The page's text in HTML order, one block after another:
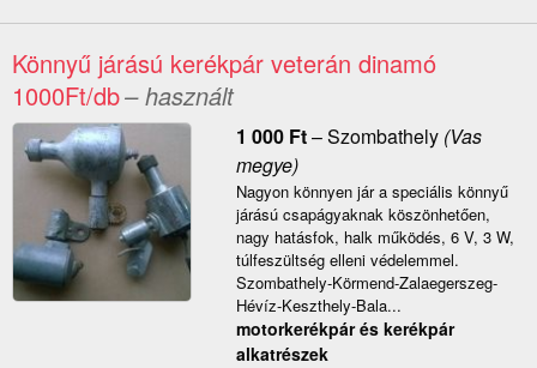
Könnyű járású kerékpár veterán dinamó
1000Ft/db– használt
1 000 Ft–Szombathely(Vas
megye)
Nagyon könnyen jár a speciális könnyű
járású csapágyaknak köszönhetően,
nagy hatásfok, halk működés, 6 V, 3 W,
túlfeszültség elleni védelemmel.
Szombathely-Körmend-Zalaegerszeg-
Hévíz-Keszthely-Bala...
motorkerékpár és kerékpár
alkatrészek